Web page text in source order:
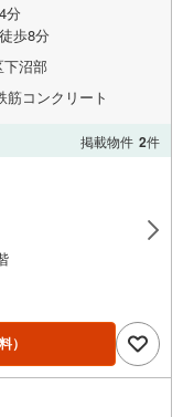
分
歩8分
下沼部
筋コンクリート
掲載物件 2件
）